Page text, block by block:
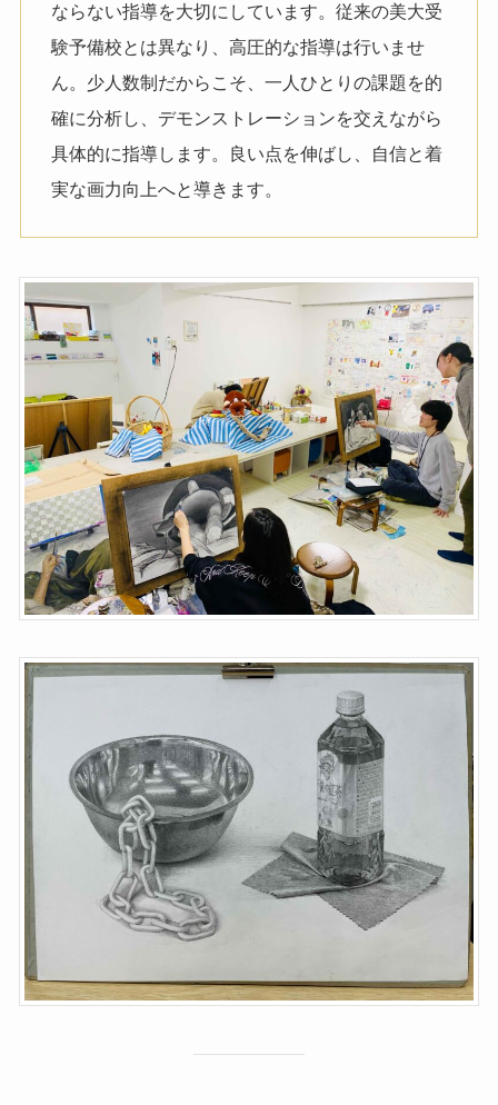
ならない指導を大切にしています。従来の美大受
験予備校とは異なり、高圧的な指導は行いませ
ん。少人数制だからこそ、一人ひとりの課題を的
確に分析し、デモンストレーションを交えながら
具体的に指導します。良い点を伸ばし、自信と着
実な画力向上へと導きます。